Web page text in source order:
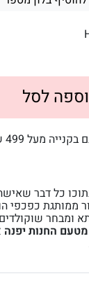
לסל
מעל 499 ש״ח
כל דבר
ממותגת כפכפי
ומבחר
החנות